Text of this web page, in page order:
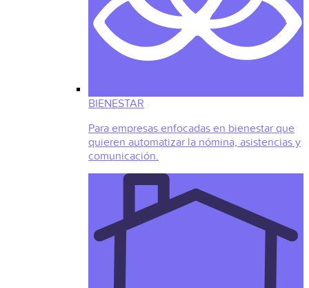
BIENESTAR
Para empresas enfocadas en bienestar que
quieren automatizar la nómina, asistencias y
comunicación.